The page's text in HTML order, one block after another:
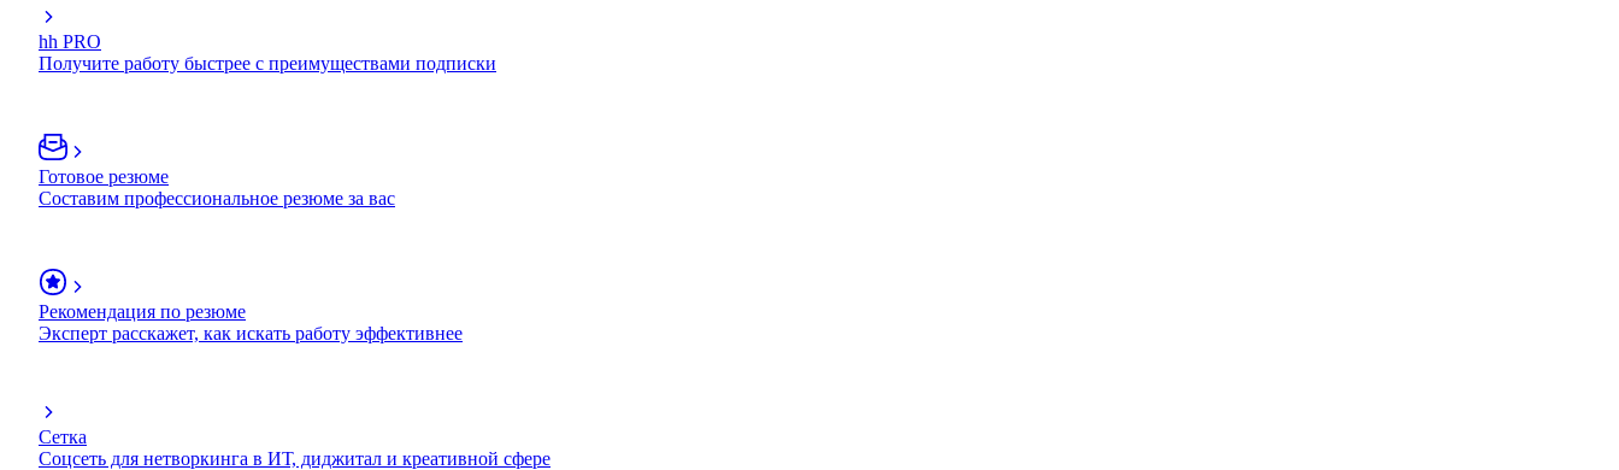
hh PRO
Получите работу быстрее с преимуществами подписки
Готовое резюме
Составим профессиональное резюме за вас
Рекомендация по резюме
Эксперт расскажет, как искать работу эффективнее
Сетка
Соцсеть для нетворкинга в ИТ, диджитал и креативной сфере